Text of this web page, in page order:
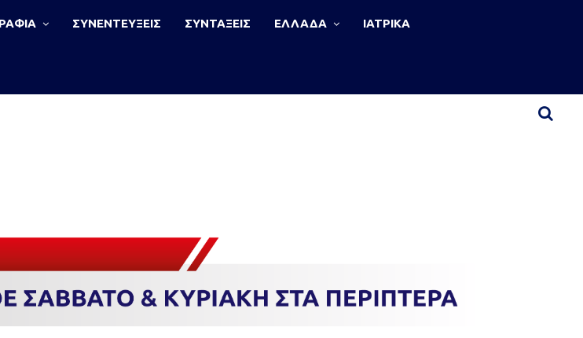
ΣΥΝΕΝΤΕΥΞΕΙΣ ΣΥΝΤΑΞΕΙΣ ΕΛΛΑΔΑ ΙΑΤΡΙΚΑ